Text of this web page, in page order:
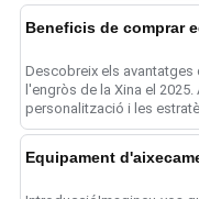
Descobreix els
l'engròs de la Xina el
personalització i les